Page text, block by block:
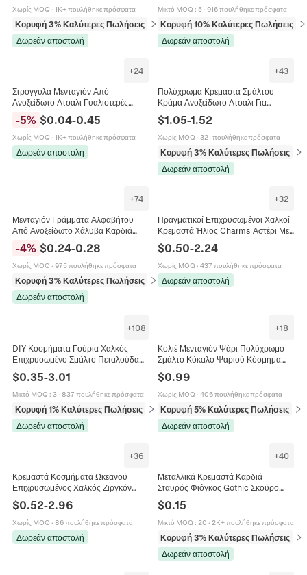
Χωρίς MOQ · 1K+ πουλήθηκε πρόσφατα
Κορυφή 3% Καλύτερες Πωλήσεις
σε Κρεμαστά (pendants)
Δωρεάν αποστολή
Ανδρική
Μικτό MOQ : 5· 916 πουλήθηκε πρόσφατα
Κορυφή 10% Καλύτερες Πωλήσεις
Δωρεάν αποστολή
+24
Στρογγυλά Μενταγιόν Από
Ανοξείδωτο Ατσάλι Γυαλιστερές
Ετικέτες Επιφάνειας Καθρέφτη Για
Κατασκευή Κοσμημάτων DIY Κολιέ
Βραχιόλια
-5% $0.04-0.45
Χωρίς MOQ · 1K+ πουλήθηκε πρόσφατα
Δωρεάν αποστολή
+43
Πολύχρωμα Κρεμαστά Σμάλτου
Κράμα Ανοξείδωτο Ατσάλι Για
Κατασκευή Κοσμημάτων DIY
Σχήματα Φρούτα Φαγητό Μόδα Για
Κολιέ Βραχιόλι
$1.05-1.52
Χωρίς MOQ · 321 πουλήθηκε πρόσφατα
Κορυφή 3% Καλύτερες Πωλήσεις
σε
Δωρεάν αποστολή
+74
Μενταγιόν Γράμματα Αλφαβήτου
Από Ανοξείδωτο Χάλυβα Καρδιά
Καλλιγραφικά Αρχικά Charms Για
Κατασκευή Κοσμημάτων DIY Κολιέ
Γυαλισμένο
-4% $0.24-0.28
Χωρίς MOQ · 975 πουλήθηκε πρόσφατα
Κορυφή 3% Καλύτερες Πωλήσεις
σε Μπρελόκ (γούρια)
Δωρεάν αποστολή
+32
Πραγματικοί Επιχρυσωμένοι Χαλκοί
Κρεμαστά Ήλιος Charms Αστέρι Με
Ζιργκόν Σμάλτο Για Κατασκευή
Κοσμημάτων DIY Κολιέ Βραχιόλι
Σκουλαρίκια
$0.50-2.24
Χωρίς MOQ · 437 πουλήθηκε πρόσφατα
Δωρεάν αποστολή
+108
DIY Κοσμήματα Γούρια Χαλκός
Επιχρυσωμένο Σμάλτο Πεταλούδα
Καρδιά Μάτι Ήλιος Φεγγάρι Αστέρι
Μανιτάρι Ντόνατ Για Κολιέ Βραχιόλι
Κατασκευή
$0.35-3.01
Μικτό MOQ : 3· 837 πουλήθηκε πρόσφατα
Κορυφή 1% Καλύτερες Πωλήσεις
σε Μπρελόκ (γούρια)
Δωρεάν αποστολή
+18
Κολιέ Μενταγιόν Ψάρι Πολύχρωμο
Σμάλτο Κόκαλο Ψαριού Κόσμημα
Από Ανοξείδωτο Ατσάλι Για Γυναίκες
Κορίτσια Χαριτωμένο Αξεσουάρ
$0.99
Χωρίς MOQ · 406 πουλήθηκε πρόσφατα
Κορυφή 5% Καλύτερες Πωλήσεις
σε
Δωρεάν αποστολή
+36
Κρεμαστά Κοσμήματα Ωκεανού
Επιχρυσωμένος Χαλκός Ζιργκόν
Τεχνητό Μαργαριτάρι Σμάλτο DIY
Κατασκευή Κοσμημάτων Κολιέ
Βραχιόλι Σκουλαρίκια
$0.52-2.96
Χωρίς MOQ · 86 πουλήθηκε πρόσφατα
Δωρεάν αποστολή
+40
Μεταλλικά Κρεμαστά Καρδιά
Σταυρός Φιόγκος Gothic Σκούρο
Στυλ DIY Αξεσουάρ Κοσμημάτων Για
Κολιέ Σκουλαρίκια
$0.15
Μικτό MOQ : 20 · 2K+ πουλήθηκε πρόσφατα
Κορυφή 3% Καλύτερες Πωλήσεις
σε
Δωρεάν αποστολή